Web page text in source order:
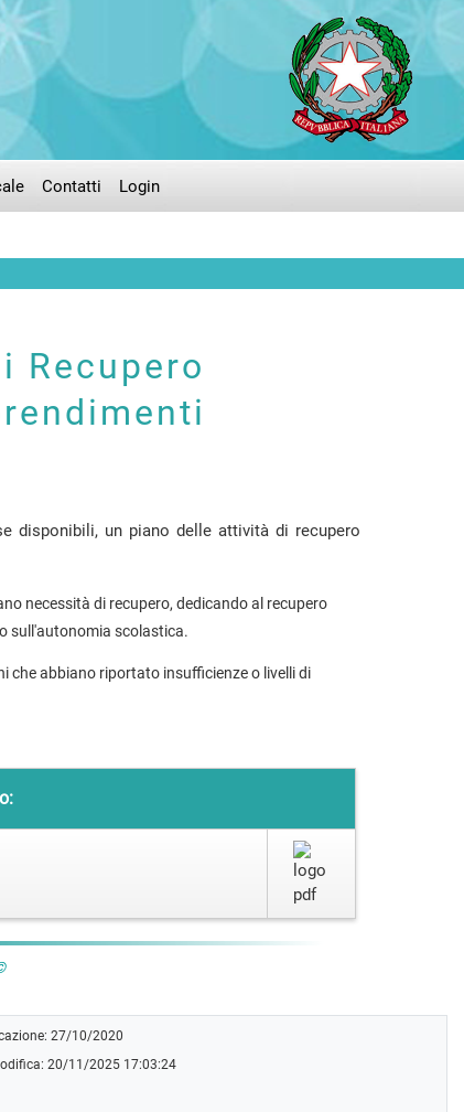
Contatti Login
Recupero
disponibili, un piano delle attività di recupero
necessità di recupero, dedicando al recupero
sull'autonomia scolastica.
che abbiano riportato insufficienze o livelli di
27/10/2020
20/11/2025 17:03:24